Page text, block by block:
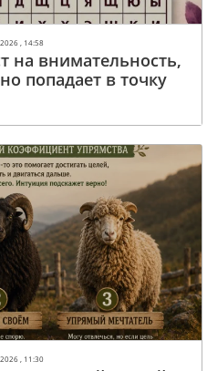
2026 , 14:58
на внимательность,
попадает в точку
2026 , 11:30